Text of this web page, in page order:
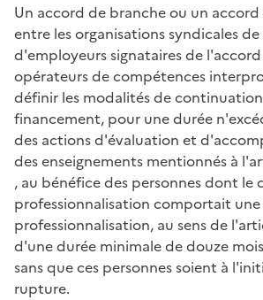
Un accord de branche ou un
entre les organisations syndicales de
d'employeurs signataires de
opérateurs de compétences
définir les modalités de
financement, pour une durée
des actions d'évaluation et
des enseignements mentionnés à
, au bénéfice des personnes dont le
professionnalisation comportait
professionnalisation, au sens de
d'une durée minimale de douze
sans que ces personnes soient à
rupture.